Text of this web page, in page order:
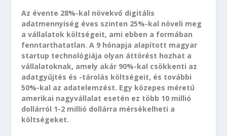
Az évente 28%-kal növekvő digitális
adatmennyiség éves szinten 25%-kal növeli meg
a vállalatok költségeit, ami ebben a formában
fenntarthatatlan. A 9 hónapja alapított magyar
startup technológiája olyan áttörést hozhat a
vállalatoknak, amely akár 90%-kal csökkenti az
adatgyűjtés és -tárolás költségeit, és további
50%-kal az adatelemzést. Egy közepes méretű
amerikai nagyvállalat esetén ez több 10 millió
dollárról 1-2 millió dollárra mérsékelheti a
költségeket.